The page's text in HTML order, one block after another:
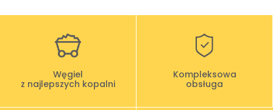
Węgiel
z najlepszych kopalni
Kompleksowa
obsługa